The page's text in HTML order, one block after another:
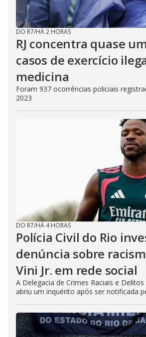
DO R7/HÁ 2 HORAS
RJ concentra quase
casos de exercício
medicina
Foram 937 ocorrências policiais
2023
DO R7/HÁ 4 HORAS
Polícia Civil do Rio
denúncia sobre
Vini Jr. em rede social
A Delegacia de Crimes Raciais e
abriu um inquérito após ser notificada